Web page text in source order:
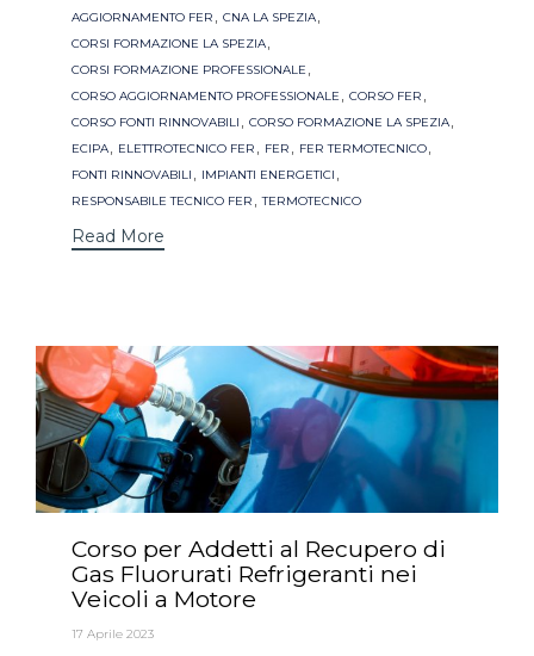
Tags
AGGIORNAMENTO FER , CNA LA SPEZIA,
CORSI FORMAZIONE LA SPEZIA,
CORSI FORMAZIONE PROFESSIONALE ,
CORSO AGGIORNAMENTO PROFESSIONALE , CORSO FER ,
CORSO FONTI RINNOVABILI , CORSO FORMAZIONE LA SPEZIA,
ECIPA, ELETTROTECNICO FER , FER , FER TERMOTECNICO,
FONTI RINNOVABILI , IMPIANTI ENERGETICI ,
RESPONSABILE TECNICO FER ,TERMOTECNICO
Read More
Corso per Addetti al Recupero di
Gas Fluorurati Refrigeranti nei
Veicoli a Motore
17 Aprile 2023